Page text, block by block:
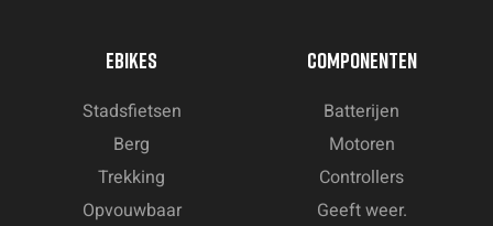
EBIKES
Stadsfietsen
Berg
Trekking
Opvouwbaar
COMPONENTEN
Batterijen
Motoren
Controllers
Geeft weer.